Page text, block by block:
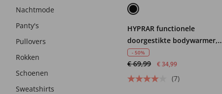
Nachtmode
Panty's
Pullovers
Rokken
Schoenen
Sweatshirts
HYPRAR functionele
doorgestikte bodywarmer,
waterafstotend, capuchon
- 50%
€ 69,99 € 34,99
(7)